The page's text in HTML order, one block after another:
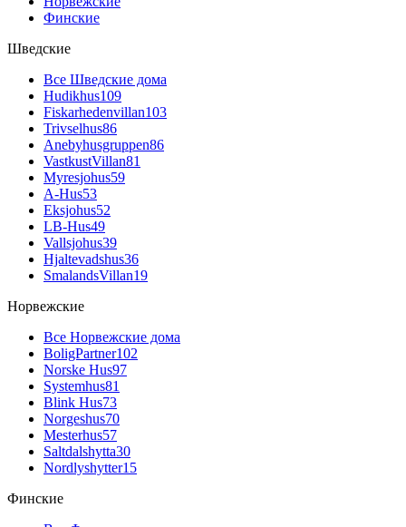
Финские
Шведские
Все Шведские дома
Hudikhus109
Fiskarhedenvillan103
Trivselhus86
Anebyhusgruppen86
VastkustVillan81
Myresjohus59
A-Hus53
Eksjohus52
LB-Hus49
Vallsjohus39
Hjaltevadshus36
SmalandsVillan19
Норвежские
Все Норвежские дома
BoligPartner102
Norske Hus97
Systemhus81
Blink Hus73
Norgeshus70
Mesterhus57
Saltdalshytta30
Nordlyshytter15
Финские